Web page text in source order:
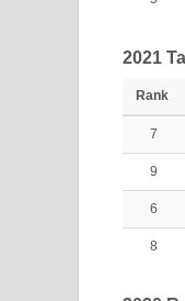
2021
Rank
7
9
6
8